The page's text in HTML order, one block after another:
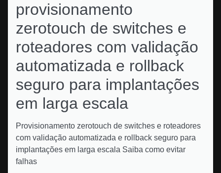
provisionamento
zerotouch de switches e
roteadores com validação
automatizada e rollback
seguro para implantações
em larga escala
Provisionamento zerotouch de switches e roteadores
com validação automatizada e rollback seguro para
implantações em larga escala Saiba como evitar
falhas